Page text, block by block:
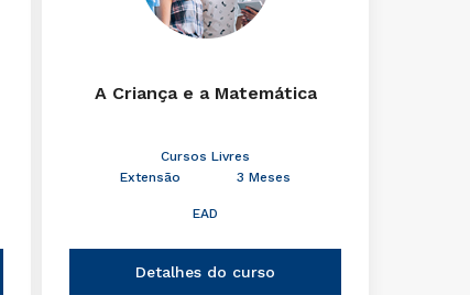
A Criança e a Matemática
Cursos Livres
Extensão
3 Meses
EAD
Detalhes do curso